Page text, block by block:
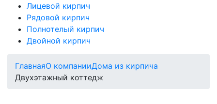
Лицевой кирпич
Рядовой кирпич
Полнотелый кирпич
Двойной кирпич
ГлавнаяО компанииДома из кирпича
Двухэтажный коттедж